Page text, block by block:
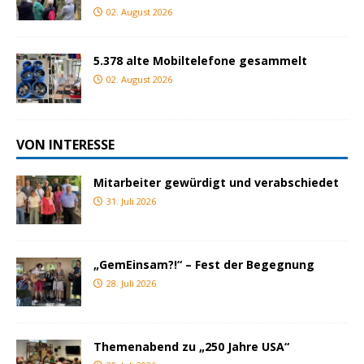
02. August 2026
5.378 alte Mobiltelefone gesammelt
02. August 2026
VON INTERESSE
Mitarbeiter gewürdigt und verabschiedet
31. Juli 2026
„GemEinsam?!“ – Fest der Begegnung
28. Juli 2026
Themenabend zu „250 Jahre USA“